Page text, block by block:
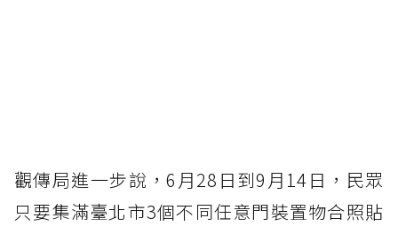
觀傳局進一步說，6月28日到9月14日，民眾
只要集滿臺北市3個不同任意門裝置物合照貼